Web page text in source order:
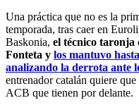
Una práctica que no es la
temporada, tras caer en
Baskonia, el técnico taronja
Fonteta y los mantuvo
analizando la derrota ante
entrenador catalán quiere
ACB que tienen por delante.